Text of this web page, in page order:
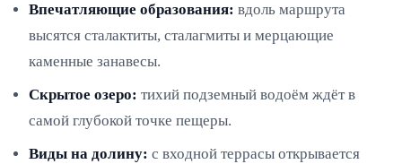
Впечатляющие образования: вдоль маршрута
высятся сталактиты, сталагмиты и мерцающие
каменные занавесы.
Скрытое озеро: тихий подземный водоём ждёт в
самой глубокой точке пещеры.
Виды на долину: с входной террасы открывается